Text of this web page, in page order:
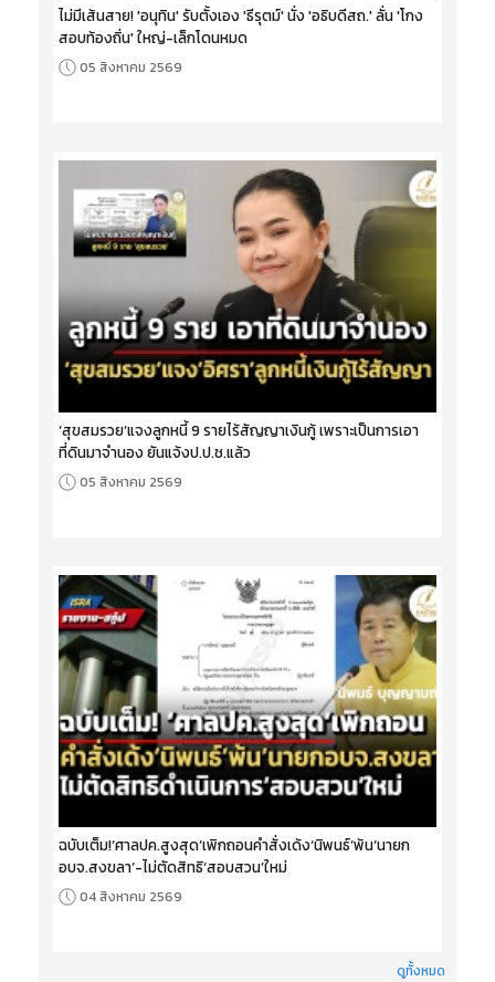
ไม่มีเส้นสาย! 'อนุทิน' รับตั้งเอง 'ธีรุตม์' นั่ง 'อธิบดีสถ.' ลั่น 'โกง
สอบท้องถิ่น' ใหญ่-เล็กโดนหมด
05 สิงหาคม 2569
‘สุขสมรวย’แจงลูกหนี้ 9 รายไร้สัญญาเงินกู้ เพราะเป็นการเอา
ที่ดินมาจำนอง ยันแจ้งป.ป.ช.แล้ว
05 สิงหาคม 2569
ฉบับเต็ม!‘ศาลปค.สูงสุด’เพิกถอนคำสั่งเด้ง‘นิพนธ์’พ้น‘นายก
อบจ.สงขลา’-ไม่ตัดสิทธิ‘สอบสวน’ใหม่
04 สิงหาคม 2569
ดูทั้งหมด